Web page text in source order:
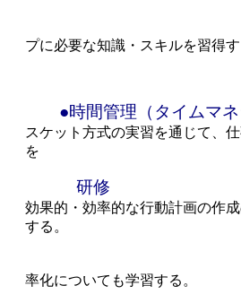
プに必要な知識・スキルを習得す
●時間管理（タイムマネ
スケット方式の実習を通じて、
を
研修
効果的・効率的な行動計画の作
する。
率化についても学習する。